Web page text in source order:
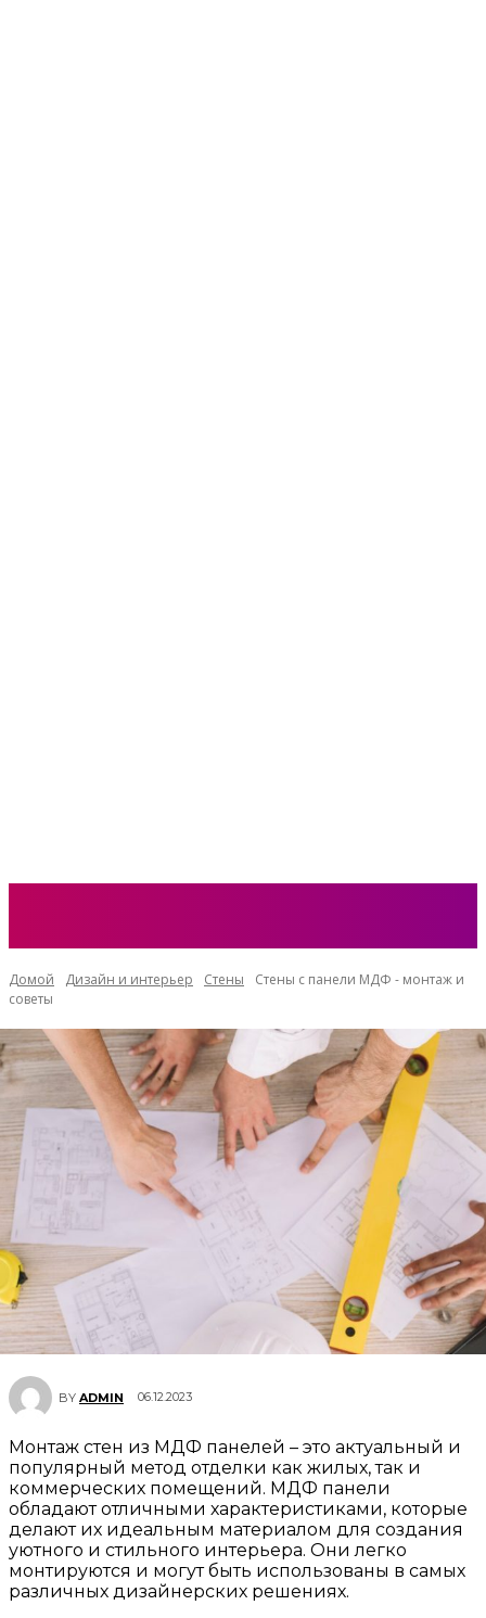
Домой Дизайн и интерьер Стены
Стены с панели МДФ - монтаж и
советы
BY ADMIN 06.12.2023
Монтаж стен из МДФ панелей – это актуальный и
популярный метод отделки как жилых, так и
коммерческих помещений. МДФ панели
обладают отличными характеристиками, которые
делают их идеальным материалом для создания
уютного и стильного интерьера. Они легко
монтируются и могут быть использованы в самых
различных дизайнерских решениях.